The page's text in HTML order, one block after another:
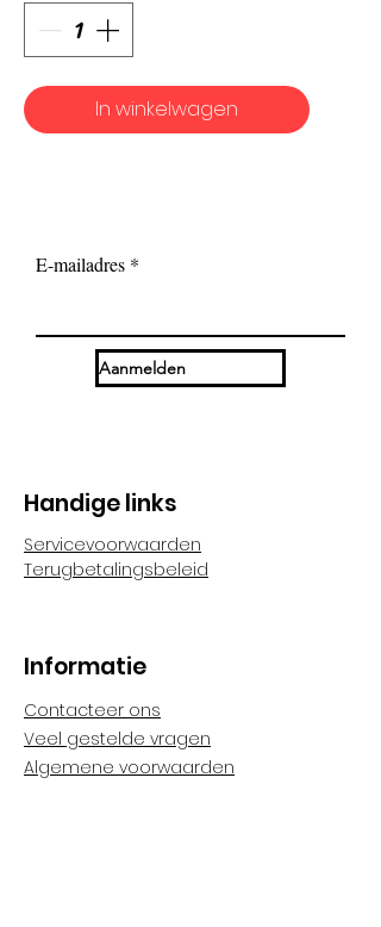
In winkelwagen
E-mailadres
Aanmelden
Handige links
Servicevoorwaarden
Terugbetalingsbeleid
Informatie
Contacteer ons
Veel gestelde vragen
Algemene voorwaarden